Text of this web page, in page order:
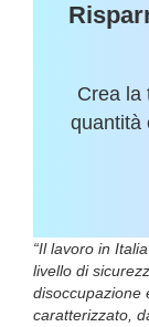
Crea la
quantità
“Il lavoro in
livello di
disoccupazione
caratterizzato,